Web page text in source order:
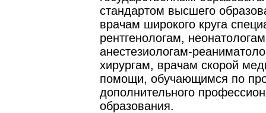
стандартом высшего
врачам широкого круга
рентгенологам,
анестезиологам-
хирургам, врачам скорой
помощи, обучающимся по
дополнительного
образования.